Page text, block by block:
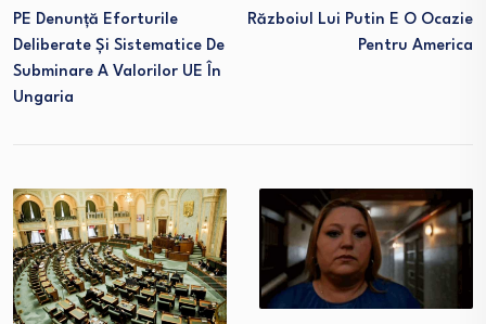
PE Denunță Eforturile
Deliberate Și Sistematice De
Subminare A Valorilor UE În
Ungaria
Războiul Lui Putin E O Ocazie
Pentru America